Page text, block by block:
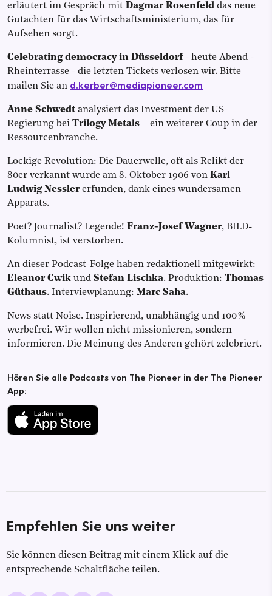
erläutert im Gespräch mit Dagmar Rosenfeld das neue
Gutachten für das Wirtschaftsministerium, das für
Aufsehen sorgt.
Celebrating democracy in Düsseldorf- heute Abend -
Rheinterrasse - die letzten Tickets verlosen wir. Bitte
mailen Sie an d.kerber@mediapioneer.com
Anne Schwedt analysiert das Investment der US-
Regierung bei Trilogy Metals – ein weiterer Coup in der
Ressourcenbranche.
Lockige Revolution: Die Dauerwelle, oft als Relikt der
80er verkannt wurde am 8. Oktober 1906 von Karl
Ludwig Nesslererfunden, dank eines wundersamen
Apparats.
Poet? Journalist? Legende! Franz-Josef Wagner, BILD-
Kolumnist, ist verstorben.
An dieser Podcast-Folge haben redaktionell mitgewirkt:
Eleanor Cwik und Stefan Lischka. Produktion: Thomas
Güthaus. Interviewplanung: Marc Saha.
News statt Noise. Inspirierend, unabhängig und 100 %
werbefrei. Wir wollen nicht missionieren, sondern
informieren. Die Meinung des Anderen gehört zelebriert.
Hören Sie alle Podcasts von The Pioneer in der The Pioneer
App:
Empfehlen Sie uns weiter
Sie können diesen Beitrag mit einem Klick auf die
entsprechende Schaltfläche teilen.